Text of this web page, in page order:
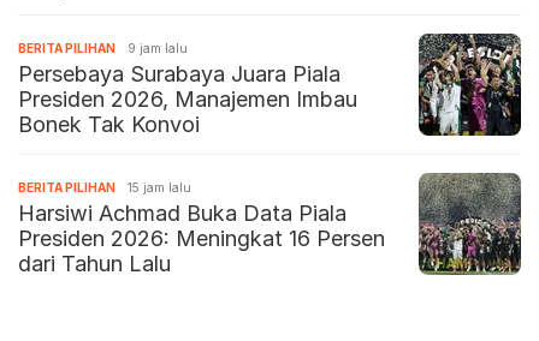
BERITA PILIHAN 9 jam lalu
Persebaya Surabaya Juara Piala
Presiden 2026, Manajemen Imbau
Bonek Tak Konvoi
BERITA PILIHAN 15 jam lalu
Harsiwi Achmad Buka Data Piala
Presiden 2026: Meningkat 16 Persen
dari Tahun Lalu